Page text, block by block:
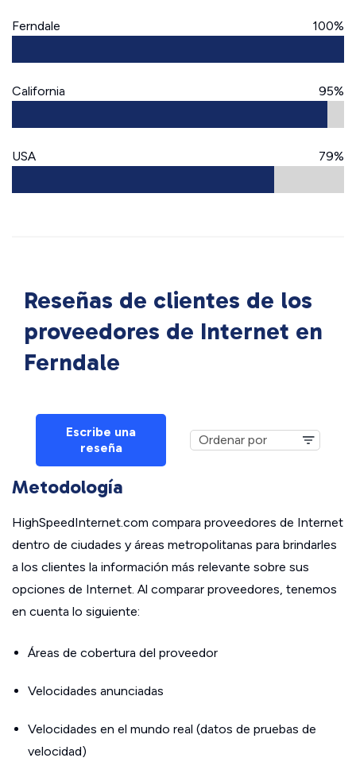
Ferndale 100%
California 95%
USA 79%
Reseñas de clientes de los
proveedores de Internet en
Ferndale
Escribe una
reseña
Metodología
HighSpeedInternet.com compara proveedores de Internet
dentro de ciudades y áreas metropolitanas para brindarles
a los clientes la información más relevante sobre sus
opciones de Internet. Al comparar proveedores, tenemos
en cuenta lo siguiente:
Áreas de cobertura del proveedor
Velocidades anunciadas
Velocidades en el mundo real (datos de pruebas de
velocidad)